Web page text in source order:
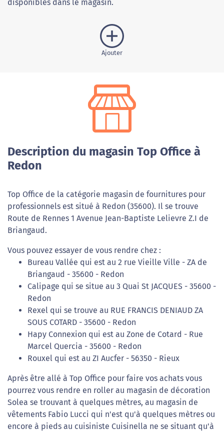
disponibles dans le magasin.
Ajouter
Description du magasin Top Office à
Redon
Top Office de la catégorie magasin de fournitures pour
professionnels est situé à Redon (35600). Il se trouve
Route de Rennes 1 Avenue Jean-Baptiste Lelievre Z.I de
Briangaud.
Vous pouvez essayer de vous rendre chez :
Bureau Vallée qui est au 2 rue Vieille Ville - ZA de
Briangaud - 35600 - Redon
Calipage qui se situe au 3 Quai St JACQUES - 35600 -
Redon
Rexel qui se trouve au RUE FRANCIS DENIAUD ZA
SOUS COTARD - 35600 - Redon
Hapy Connexion qui est au Zone de Cotard - Rue
Marcel Quercia - 35600 - Redon
Rouxel qui est au ZI Aucfer - 56350 - Rieux
Après être allé à Top Office pour faire vos achats vous
pourrez vous rendre en roller au magasin de décoration
Solea se trouvant à quelques mètres, au magasin de
vêtements Fabio Lucci qui n'est qu'à quelques mètres ou
encore à pieds au cuisiniste Cuisinella ne se situant qu'à